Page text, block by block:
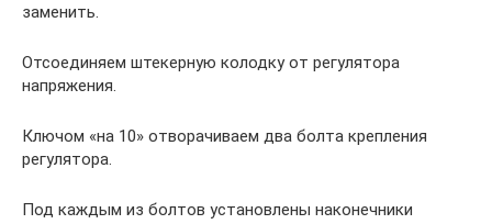
заменить.
Отсоединяем штекерную колодку от регулятора
напряжения.
Ключом «на 10» отворачиваем два болта крепления
регулятора.
Под каждым из болтов установлены наконечники